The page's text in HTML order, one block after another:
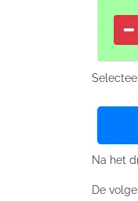
Na het
De